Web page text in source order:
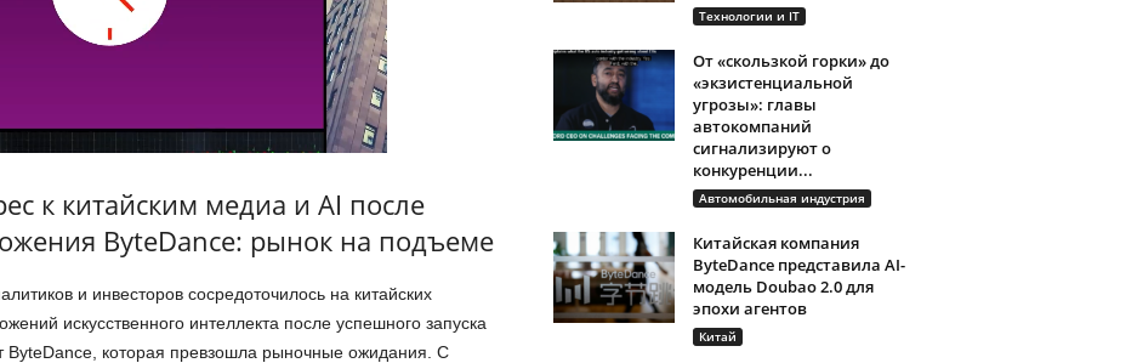
к китайским медиа и AI после
ByteDance: рынок на подъеме
и инвесторов сосредоточилось на китайских
искусственного интеллекта после успешного запуска
ByteDance, которая превзошла рыночные ожидания. С
Технологии и IT
От «скользкой горки» до
«экзистенциальной
угрозы»: главы
автокомпаний
сигнализируют о
конкуренции...
Автомобильная индустрия
Китайская компания
ByteDance представила AI-
модель Doubao 2.0 для
эпохи агентов
Китай